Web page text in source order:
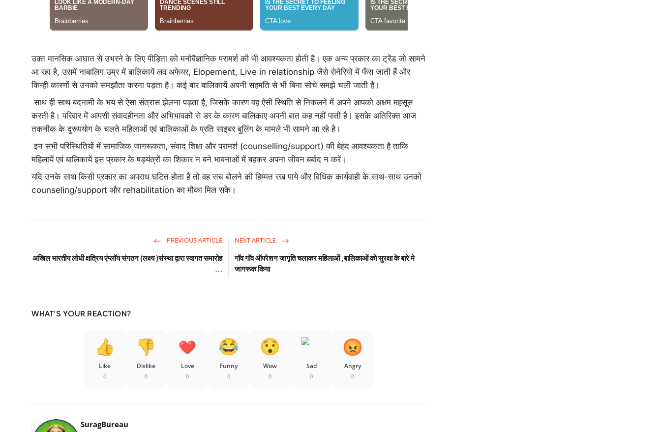
उक्त मानसिक आघात से उभरने के लिए पीड़िता को मनोवैज्ञानिक परामर्श की भी आवश्यकता होती है। एक अन्य प्रकार का ट्रेंड जो सामने
आ रहा है, उसमें नाबालिग उम्र में बालिकायें लव अफेयर, Elopement, Live in relationship जैसे सेनेरियो में फँस जाती हैं और
किन्ही कारणों से उनको समझौता करना पड़ता है। कई बार बालिकायें अपनी सहमति से भी बिना सोचे समझे चली जाती है।
साथ ही साथ बदनामी के भय से ऐसा संत्रास झेलना पड़ता है, जिसके कारण वह ऐसी स्थिति से निकलने में अपने आपको अक्षम महसूस
करती है। परिवार में आपसी संवादहीनता और अभिभावकों से डर के कारण बालिकाए अपनी बात कह नहीं पाती है। इसके अतिरिक्त आज
तकनीक के दुरूपयोग के चलते महिलाओं एवं बालिकाओं के प्रति साइबर बुलिंग के मामले भी सामने आ रहे है।
इन सभी परिस्थितियों में सामाजिक जागरूकता, संवाद शिक्षा और परामर्श (counselling/support) की बेहद आवश्यकता है ताकि
महिलायें एवं बालिकायें इस प्रकार के षड़यंत्रों का शिकार न बने भावनाओं में बहकर अपना जीवन बर्बाद न करें।
यदि उनके साथ किसी प्रकार का अपराध घटित होता है तो वह सच बोलने की हिम्मत रख पाये और विधिक कार्यवाही के साथ-साथ उनको
counseling/support और rehabilitation का मौका मिल सके।
PREVIOUS ARTICLE
अखिल भारतीय लोधी क्षत्रिय एंप्लॉय संगठन (लक्ष्य )संस्था द्वारा स्वागत समारोह
...
NEXT ARTICLE
गॉव गॉव ऑपरेशन जागृति चलाकर महिलाओं ,बालिकाओं को सुरक्षा के बारे मे
जागरूक किया
WHAT'S YOUR REACTION?
Like
0
Dislike
0
Love
0
Funny
0
Wow
0
Sad
0
Angry
0
SuragBureau